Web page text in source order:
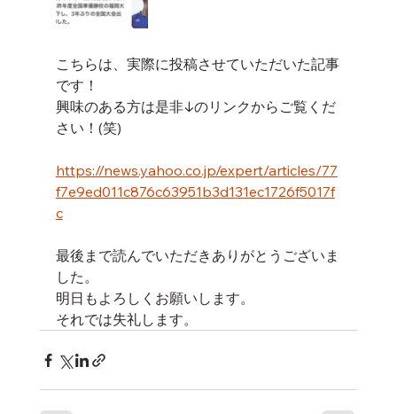
こちらは、実際に投稿させていただいた記事
です！
興味のある方は是非↓のリンクからご覧くだ
さい！(笑)
https://news.yahoo.co.jp/expert/articles/77
f7e9ed011c876c63951b3d131ec1726f5017f
c
最後まで読んでいただきありがとうございま
した。
明日もよろしくお願いします。
それでは失礼します。